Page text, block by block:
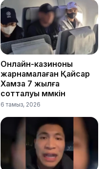
Онлайн-казиноны
жарнамалаған Қайсар
Хамза 7 жылға
сотталуы мүмкін
6 тамыз, 2026